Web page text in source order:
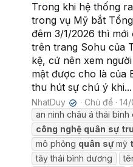
Trong khi hệ thống
trong vụ Mỹ bắt
đêm 3/1/2026 thì
trên trang Sohu của
kệ, cứ nên xem
mật được cho là của
thu hút sự chú ý khi...
NhatDuy ✔ Chủ đề
an ninh châu á thái bình
công nghệ quân sự
mô phỏng quân sự mỹ
tây thái bình dương